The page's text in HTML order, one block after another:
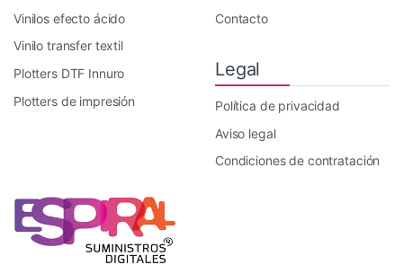
Vinilos efecto ácido
Vinilo transfer textil
Plotters DTF Innuro
Plotters de impresión
Contacto
Legal
Política de privacidad
Aviso legal
Condiciones de contratación